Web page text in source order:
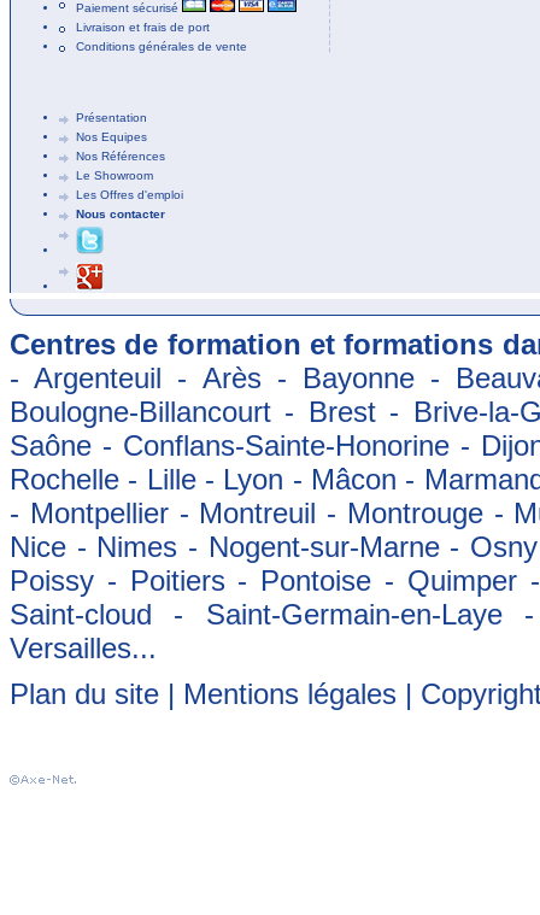
Paiement sécurisé
Livraison et frais de port
Conditions générales de vente
Présentation
Nos Equipes
Nos Références
Le Showroom
Les Offres d'emploi
Nous contacter
Centres de formation et formations
- Argenteuil - Arès - Bayonne -
Boulogne-Billancourt - Brest - Brive-
Saône - Conflans-Sainte-Honorine -
Rochelle - Lille - Lyon - Mâcon -
- Montpellier - Montreuil - Montrouge -
Nice - Nimes - Nogent-sur-Marne -
Poissy - Poitiers - Pontoise -
Saint-cloud - Saint-Germain-en-
Versailles...
Plan du site | Mentions légales |